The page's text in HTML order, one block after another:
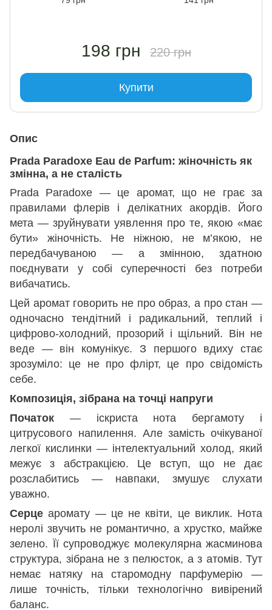
198 грн 220 грн
Купити
Опис
Prada Paradoxe Eau de Parfum: жіночність як
змінна, а не сталість
Prada Paradoxe — це аромат, що не грає за
правилами флерів і делікатних акордів. Його
мета — зруйнувати уявлення про те, якою «має
бути» жіночність. Не ніжною, не м’якою, не
передбачуваною — а змінною, здатною
поєднувати у собі суперечності без потреби
вибачатись.
Цей аромат говорить не про образ, а про стан —
одночасно тендітний і радикальний, теплий і
цифрово-холодний, прозорий і щільний. Він не
веде — він комунікує. З першого вдиху стає
зрозуміло: це не про флірт, це про свідомість
себе.
Композиція, зібрана на точці напруги
Початок — іскриста нота бергамоту і
цитрусового напилення. Але замість очікуваної
легкої кислинки — інтелектуальний холод, який
межує з абстракцією. Це вступ, що не дає
розслабитись — навпаки, змушує слухати
уважно.
Серце аромату — це не квіти, це виклик. Нота
неролі звучить не романтично, а хрустко, майже
зелено. Її супроводжує молекулярна жасминова
структура, зібрана не з пелюсток, а з атомів. Тут
немає натяку на старомодну парфумерію —
лише точність, тільки технологічно вивірений
баланс.